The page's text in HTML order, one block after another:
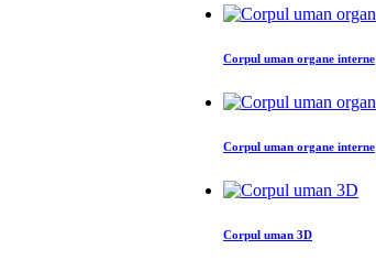
Corpul uman organe interne
Corpul uman organe interne
Corpul uman 3D